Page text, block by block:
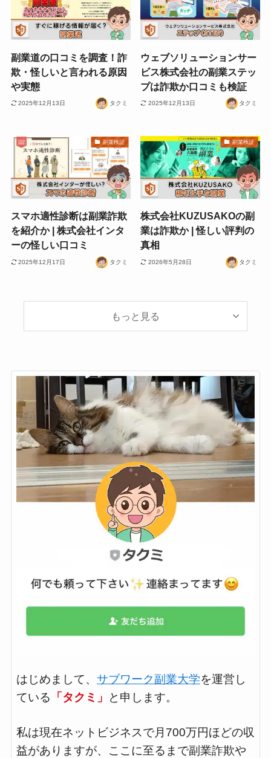
副業道の口コミを調査！詐
欺・怪しいと言われる原因
や実態
2025年12月13日 タクミ
ウェブソリューションサー
ビス株式会社の副業ステッ
プは詐欺か口コミも検証
2025年12月13日 タクミ
副業検証
スマホ適性診断は副業詐欺
を紹介か | 株式会社インタ
ーの怪しい口コミ
2025年12月17日 タクミ
副業検証
株式会社KUZUSAKOの副
業は詐欺か | 怪しい評判の
真相
2026年5月28日 タクミ
もっと見る
はじめまして、 サブワーク副業大学を運営し
ている 「タクミ」 と申します。
私は現在ネットビジネスで月700万円ほどの収
益がありますが、ここに至るまで副業詐欺や